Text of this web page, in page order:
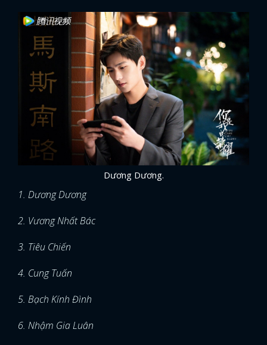
Dương Dương.
1. Dương Dương
2. Vương Nhất Bác
3. Tiêu Chiến
4. Cung Tuấn
5. Bạch Kính Đình
6. Nhậm Gia Luân